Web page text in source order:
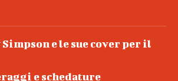
e le sue cover per il
e schedature